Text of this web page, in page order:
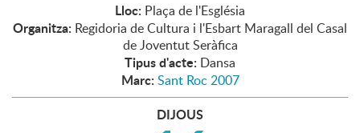
Lloc: Plaça de l'Església
Organitza: Regidoria de Cultura i l'Esbart Maragall del Casal
de Joventut Seràfica
Tipus d'acte: Dansa
Marc: Sant Roc 2007
DIJOUS